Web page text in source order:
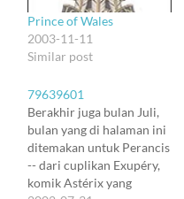
Prince of Wales
2003-11-11
Similar post
79639601
Berakhir juga bulan Juli,
bulan yang di halaman ini
ditemakan untuk Perancis
-- dari cuplikan Exupéry,
komik Astérix yang